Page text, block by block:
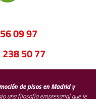
09 97
50 77
de pisos en Madrid y
una filosofía empresarial que le